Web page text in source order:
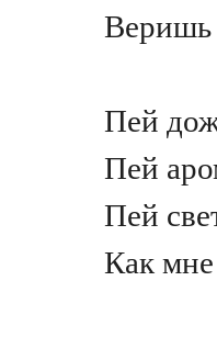
Веришь
Пей
Пей
Пей
Как мне